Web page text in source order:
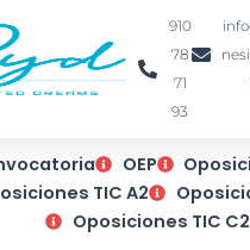
910
78
71
93
OEP
TIC A2
Oposiciones TIC C2